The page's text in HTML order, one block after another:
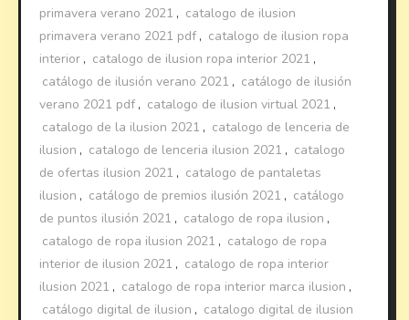
primavera verano 2021 , catalogo de ilusion
primavera verano 2021 pdf , catalogo de ilusion ropa
interior , catalogo de ilusion ropa interior 2021 ,
catálogo de ilusión verano 2021 , catálogo de ilusión
verano 2021 pdf , catalogo de ilusion virtual 2021 ,
catalogo de la ilusion 2021 , catalogo de lenceria de
ilusion , catalogo de lenceria ilusion 2021 , catalogo
de ofertas ilusion 2021 , catalogo de pantaletas
ilusion , catálogo de premios ilusión 2021 , catálogo
de puntos ilusión 2021 , catalogo de ropa ilusion ,
catalogo de ropa ilusion 2021 , catalogo de ropa
interior de ilusion 2021 , catalogo de ropa interior
ilusion 2021 , catalogo de ropa interior marca ilusion ,
catálogo digital de ilusion , catalogo digital de ilusion